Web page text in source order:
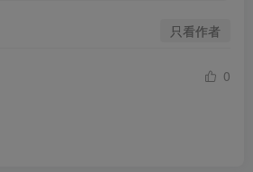
只看作者
0